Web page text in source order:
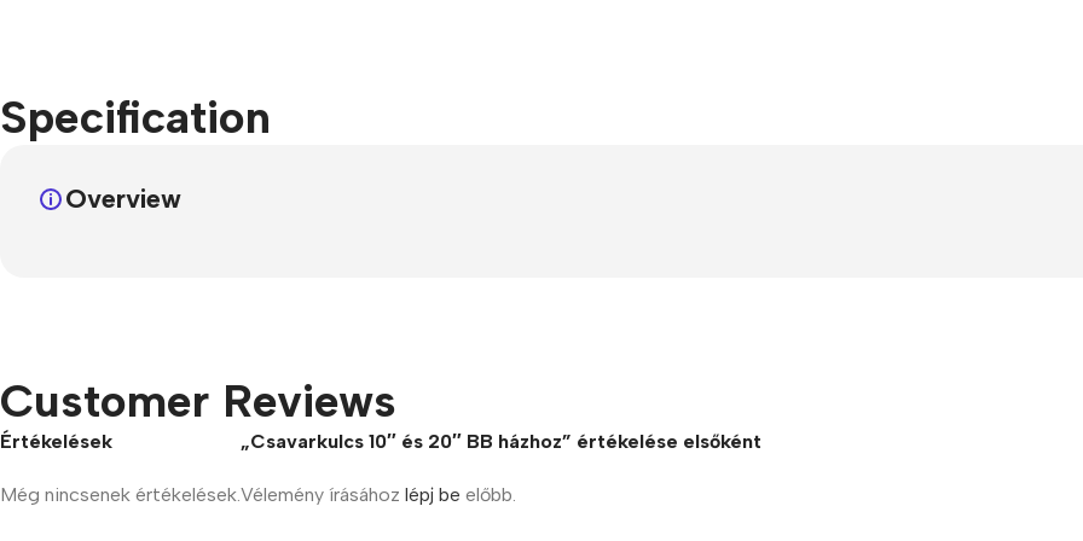
Specification
Overview
Customer Reviews
Értékelések
Még nincsenek értékelések.
„Csavarkulcs 10″ és 20″ BB házhoz” értékelése elsőként
Vélemény írásához lépj be előbb.